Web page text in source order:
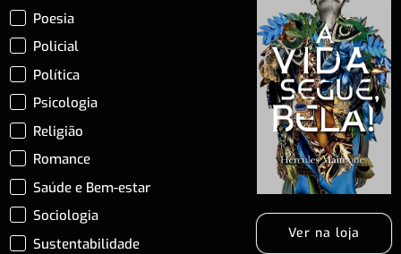
Poesia
Policial
Política
Psicologia
Religião
Romance
Saúde e Bem-estar
Sociologia
Sustentabilidade
Ver na loja